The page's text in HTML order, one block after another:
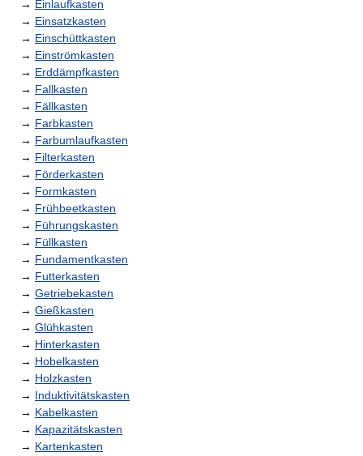
→ Einlaufkasten
→ Einsatzkasten
→ Einschüttkasten
→ Einströmkasten
→ Erddämpfkasten
→ Fallkasten
→ Fällkasten
→ Farbkasten
→ Farbumlaufkasten
→ Filterkasten
→ Förderkasten
→ Formkasten
→ Frühbeetkasten
→ Führungskasten
→ Füllkasten
→ Fundamentkasten
→ Futterkasten
→ Getriebekasten
→ Gießkasten
→ Glühkasten
→ Hinterkasten
→ Hobelkasten
→ Holzkasten
→ Induktivitätskasten
→ Kabelkasten
→ Kapazitätskasten
→ Kartenkasten